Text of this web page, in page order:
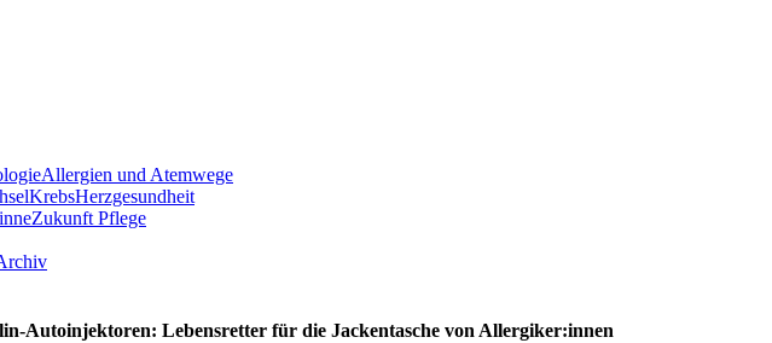
Allergien und Atemwege
KrebsHerzgesundheit
Zukunft Pflege
Lebensretter für die Jackentasche von Allergiker:innen